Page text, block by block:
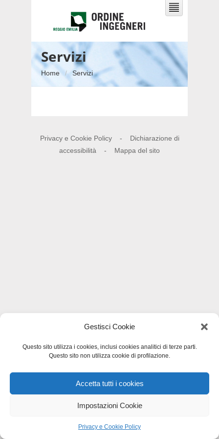
Gestisci Cookie
Questo sito utilizza i cookies, inclusi cookies analitici di terze parti.
Questo sito non utilizza cookie di profilazione.
Accetta tutti i cookies
Impostazioni Cookie
Privacy e Cookie Policy
Servizi
Home Servizi
Privacy e Cookie Policy- Dichiarazione di
accessibilità - Mappa del sito